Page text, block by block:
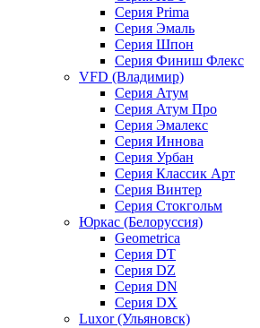
Серия Prima
Серия Эмаль
Серия Шпон
Серия Финиш Флекс
VFD (Владимир)
Серия Атум
Серия Атум Про
Серия Эмалекс
Серия Иннова
Серия Урбан
Серия Классик Арт
Серия Винтер
Серия Стокгольм
Юркас (Белоруссия)
Geometrica
Серия DT
Серия DZ
Серия DN
Серия DX
Luxor (Ульяновск)